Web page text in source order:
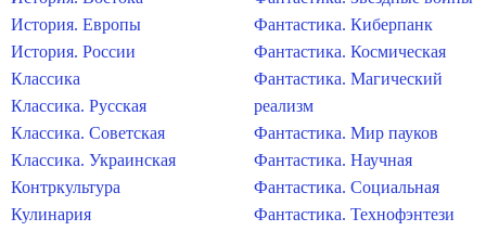
История. Европы
История. России
Классика
Классика. Русская
Классика. Советская
Классика. Украинская
Контркультура
Кулинария
Фантастика. Киберпанк
Фантастика. Космическая
Фантастика. Магический
реализм
Фантастика. Мир пауков
Фантастика. Научная
Фантастика. Социальная
Фантастика. Технофэнтези